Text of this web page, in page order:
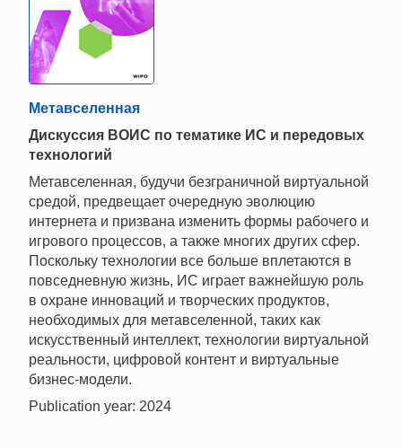
Метавселенная
Дискуссия ВОИС по тематике ИС и передовых
технологий
Метавселенная, будучи безграничной виртуальной
средой, предвещает очередную эволюцию
интернета и призвана изменить формы рабочего и
игрового процессов, а также многих других сфер.
Поскольку технологии все больше вплетаются в
повседневную жизнь, ИС играет важнейшую роль
в охране инноваций и творческих продуктов,
необходимых для метавселенной, таких как
искусственный интеллект, технологии виртуальной
реальности, цифровой контент и виртуальные
бизнес-модели.
Publication year: 2024